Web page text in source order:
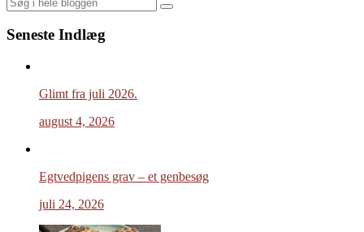
Search
Seneste Indlæg
Glimt fra juli 2026.
august 4, 2026
Egtvedpigens grav – et genbesøg
juli 24, 2026